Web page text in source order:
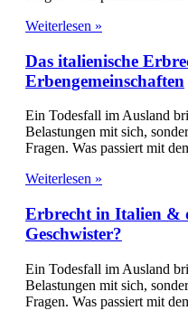
Weiterlesen »
Das italienische
Erbengemeinschaften
Ein Todesfall im Ausland
Belastungen mit sich,
Fragen. Was passiert mit
Weiterlesen »
Erbrecht in Italien &
Geschwister?
Ein Todesfall im Ausland
Belastungen mit sich,
Fragen. Was passiert mit